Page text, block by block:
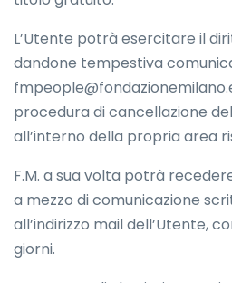
L’Utente potrà esercitare il
dandone tempestiva
procedura di cancellazione
all’interno della propria area
F.M. a sua volta potrà
a mezzo di comunicazione
all’indirizzo mail dell’Utente,
giorni.